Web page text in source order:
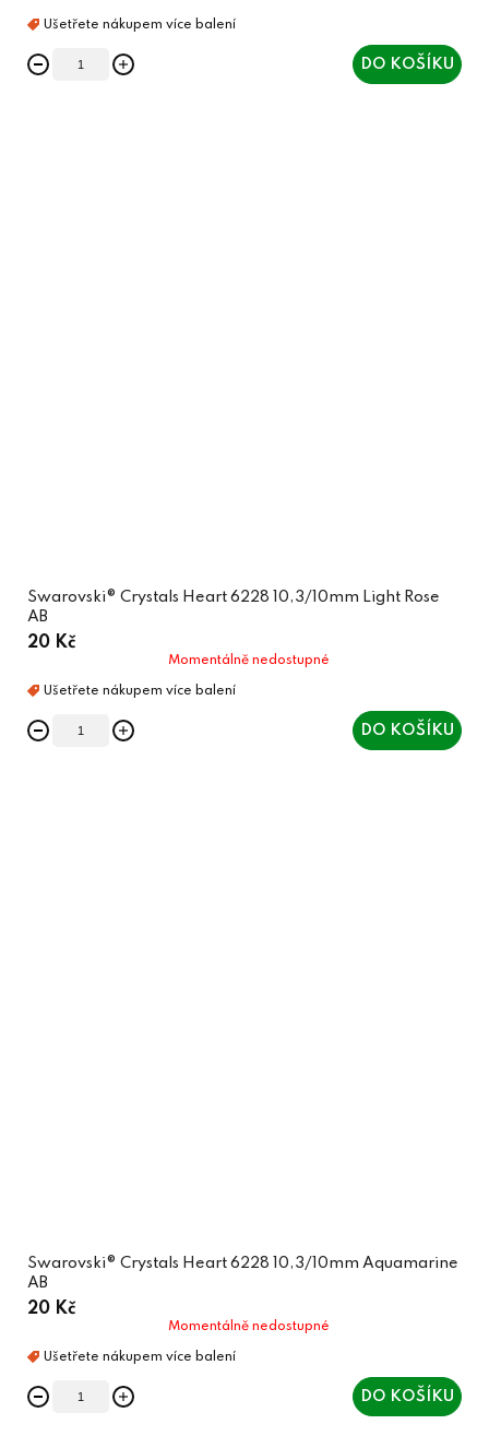
DO KOŠÍKU
Swarovski® Crystals Heart 6228 10,3/10mm Light Rose
AB
20 Kč
Momentálně nedostupné
DO KOŠÍKU
Swarovski® Crystals Heart 6228 10,3/10mm Aquamarine
AB
20 Kč
Momentálně nedostupné
DO KOŠÍKU